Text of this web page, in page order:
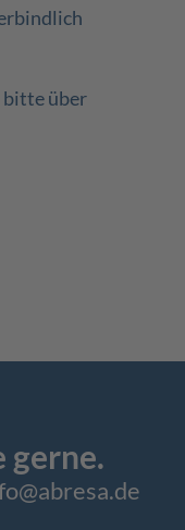
bitte über
gerne.